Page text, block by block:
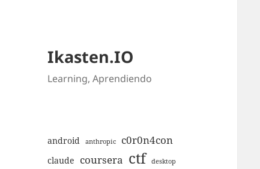
Ikasten.IO
Learning, Aprendiendo
android anthropic c0r0n4con
claude coursera ctf desktop